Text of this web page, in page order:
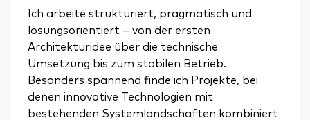
Ich arbeite strukturiert, pragmatisch und
lösungsorientiert – von der ersten
Architekturidee über die technische
Umsetzung bis zum stabilen Betrieb.
Besonders spannend finde ich Projekte, bei
denen innovative Technologien mit
bestehenden Systemlandschaften kombiniert